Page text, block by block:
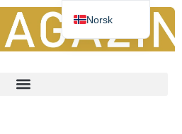
Norsk
Deutsch